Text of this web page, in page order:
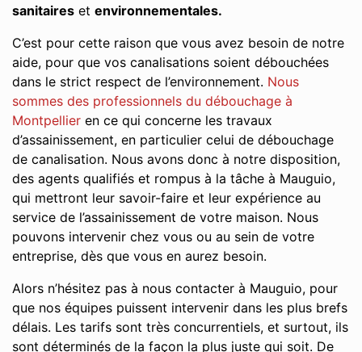
sanitaires et environnementales.
C’est pour cette raison que vous avez besoin de notre
aide, pour que vos canalisations soient débouchées
dans le strict respect de l’environnement. Nous
sommes des professionnels du débouchage à
Montpellier en ce qui concerne les travaux
d’assainissement, en particulier celui de débouchage
de canalisation. Nous avons donc à notre disposition,
des agents qualifiés et rompus à la tâche à Mauguio,
qui mettront leur savoir-faire et leur expérience au
service de l’assainissement de votre maison. Nous
pouvons intervenir chez vous ou au sein de votre
entreprise, dès que vous en aurez besoin.
Alors n’hésitez pas à nous contacter à Mauguio, pour
que nos équipes puissent intervenir dans les plus brefs
délais. Les tarifs sont très concurrentiels, et surtout, ils
sont déterminés de la façon la plus juste qui soit. De